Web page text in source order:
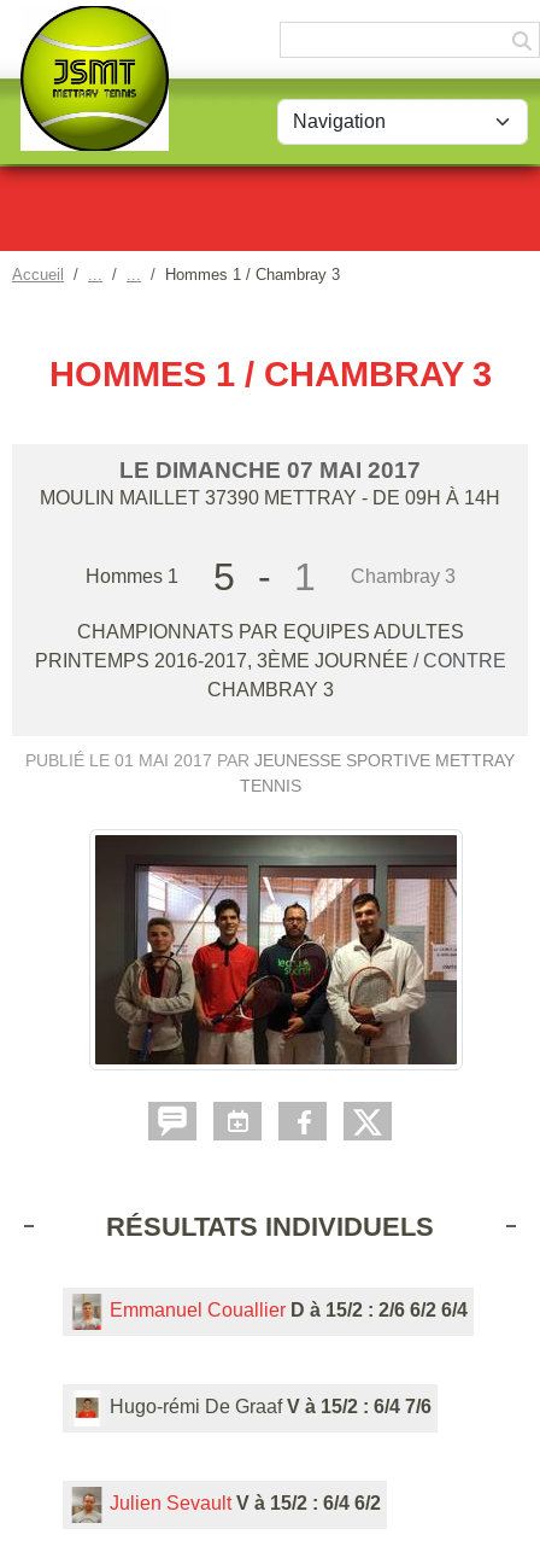
Accueil Hommes 1 / Chambray 3
HOMMES 1 / CHAMBRAY 3
LE DIMANCHE 07 MAI 2017
MOULIN MAILLET 37390 METTRAY - DE 09H À 14H
Hommes 1 5 - 1 Chambray 3
CHAMPIONNATS PAR EQUIPES ADULTES
PRINTEMPS 2016-2017, 3ÈME JOURNÉE / CONTRE
CHAMBRAY 3
PUBLIÉ LE 01 MAI 2017 PAR JEUNESSE SPORTIVE METTRAY
TENNIS
RÉSULTATS INDIVIDUELS
Emmanuel Couallier D à 15/2 : 2/6 6/2 6/4
Hugo-rémi De GraafV à 15/2 : 6/4 7/6
Julien Sevault V à 15/2 : 6/4 6/2
Panneau de gestion des cookies